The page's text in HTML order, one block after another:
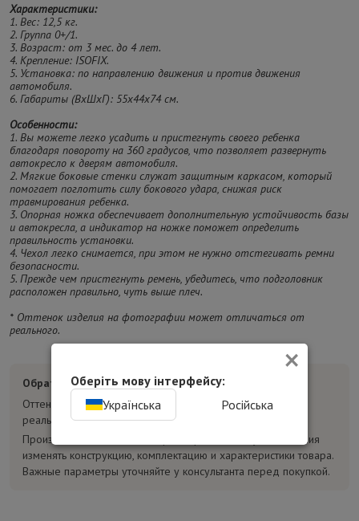
Характеристики:
1. Вес: 12,5 кг.
2. Группа 0+/1.
3. Возраст: от 3 мес. до 4 лет.
4. Крепление: ISOFIX.
5. Установка: по направлению движения и против движения
автомобиля.
6. Габариты (ВxШxГ): 55x44x74 см.
Особенности:
1. Вы можете легко усадить и пристегнуть своего ребенка
благодаря повороту на 360 градусов, что позволяет развернуть
автокресло к дверям автомобиля.
2. Мягкие боковые стенки служат защитным каркасом, который
помогает поглотить силу бокового удара, снижая риск
травмирования ребенка.
3. Опорная ножка обеспечивает дополнительную устойчивость базы
и автокресла, а индикатор на ножке поможет определить
правильность установки.
4. Чехол легко снимается, при этом не нужно отстегивать ремни
безопасности.
5. Прежде чем пристегнуть ремень, убедитесь, что подголовник
расположен правильно, чуть выше плеч.
* Оттенок изделия на фотографии может отличаться от
реального.
Обратите внимание:
Оттенок товара на фотографиях может отличаться от
реального.
Производитель может без предварительного уведомления
изменять конструкцию, комплектацию и характеристики товара.
Важные параметры уточняйте у консультанта перед покупкой.
×
Оберіть мову інтерфейсу:
Українська
Російська